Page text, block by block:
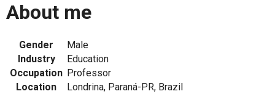
About me
Gender
Male
Industry
Education
Occupation Professor
Location
Londrina, Paraná-PR, Brazil